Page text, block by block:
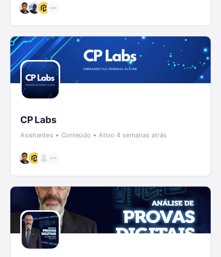
CP Labs
Assinantes Conteúdo Ativo 4 semanas atrás